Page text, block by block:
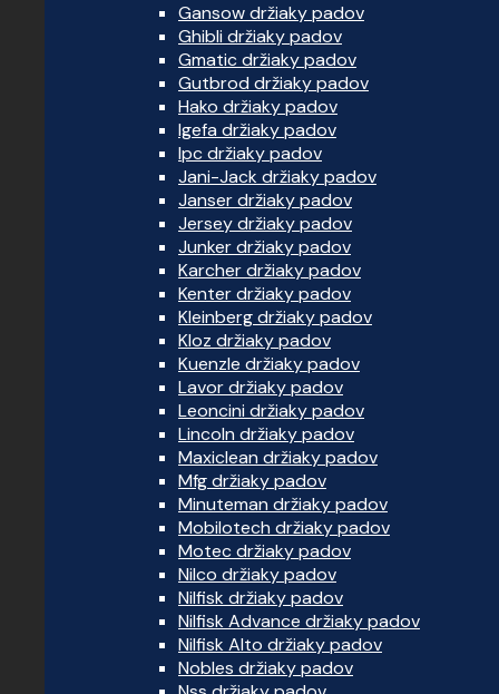
Gansow držiaky padov
Ghibli držiaky padov
Gmatic držiaky padov
Gutbrod držiaky padov
Hako držiaky padov
Igefa držiaky padov
Ipc držiaky padov
Jani-Jack držiaky padov
Janser držiaky padov
Jersey držiaky padov
Junker držiaky padov
Karcher držiaky padov
Kenter držiaky padov
Kleinberg držiaky padov
Kloz držiaky padov
Kuenzle držiaky padov
Lavor držiaky padov
Leoncini držiaky padov
Lincoln držiaky padov
Maxiclean držiaky padov
Mfg držiaky padov
Minuteman držiaky padov
Mobilotech držiaky padov
Motec držiaky padov
Nilco držiaky padov
Nilfisk držiaky padov
Nilfisk Advance držiaky padov
Nilfisk Alto držiaky padov
Nobles držiaky padov